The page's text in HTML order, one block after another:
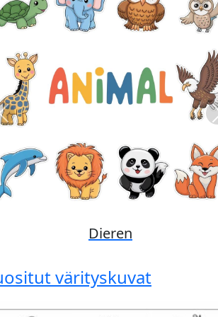
Disney
Previous
värityskuvat